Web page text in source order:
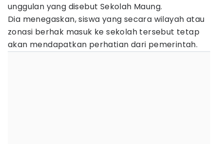
unggulan yang disebut Sekolah Maung.
Dia menegaskan, siswa yang secara wilayah atau
zonasi berhak masuk ke sekolah tersebut tetap
akan mendapatkan perhatian dari pemerintah.